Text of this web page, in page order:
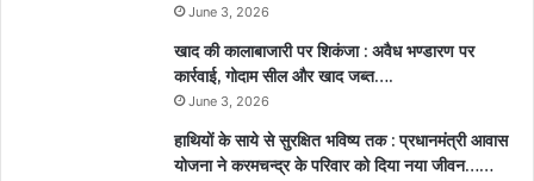
June 3, 2026
खाद की कालाबाजारी पर शिकंजा : अवैध भण्डारण पर
कार्रवाई, गोदाम सील और खाद जब्त….
June 3, 2026
हाथियों के साये से सुरक्षित भविष्य तक : प्रधानमंत्री आवास
योजना ने करमचन्द्र के परिवार को दिया नया जीवन……